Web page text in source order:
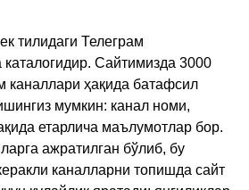
тилидаги Телеграм
каталогидир. Сайтимизда 3000
каналлари ҳақида батафсил
мумкин: канал номи,
етарлича маълумотлар бор.
ажратилган бўлиб, бу
каналларни топишда сайт